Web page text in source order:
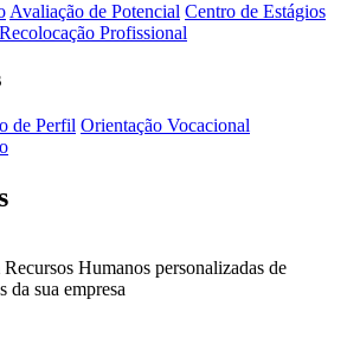
Avaliação de Potencial Centro de Estágios
Recolocação Profissional
de Perfil Orientação Vocacional
Humanos personalizadas de
da sua empresa